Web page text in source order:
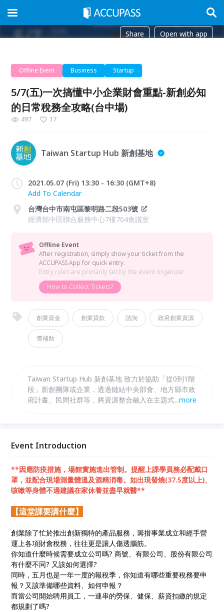
Share Open with app
Offline Event Business Startup
5/7(五)一次搞懂中小企業財會重點-新創必知
的日常稅務全攻略(台中場)
497 17
Taiwan Startup Hub 新創基地
2021.05.07 (Fri) 13:30 - 16:30 (GMT+8)
Add To Calendar
台灣台中市南屯區黎明路二段503號
經濟部中區聯合服務中心7樓704會議室
Offline Event
After registration, simply show your ticket from the
ACCUPASS App for quick entry.
Entry rules are primarily set by the event organizer.
How to Collect Tickets?
創業資金 創業貸款 諮詢 政府創業資源
獎補助
Taiwan Startup Hub 新創基地 致力於協助「從0到1階
段」新創團隊或企業，透過鏈結中央部會、地方縣市政
府計畫、民間社群等，將資源整合融入在主題式諮詢、
「創業第一站」友善場域。
...more
Event Introduction
**因應防疫措施，場館實施進出管制。提醒上課學員務必配戴口
罩，並配合現場測量體溫及酒精消毒。如出現發燒(37.5度以上)、
咳嗽等身體不適建議在家休養並盡早就醫**
【這堂課要講什麼】
創業除了忙於推出創新獨特的產品服務，籌措事業成立和經手營
運上各項財會稅務，往往更是讓人傷透腦筋。
你知道什麼時候需要成立公司嗎? 商號、有限公司、股份有限公司
有什麼不同? 又該如何選擇?
同時，五月也是一年一度的報稅季，你知道有哪些重要稅務要申
報？又該準備哪些資料、如何申報？
而當公司開始聘用員工，一連串的勞保、健保、薪資扣繳的規定
都規劃了嗎?